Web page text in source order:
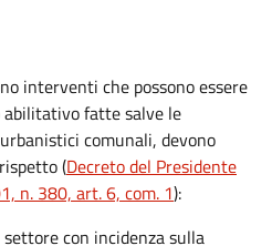
interventi che possono essere
fatte salve le
comunali, devono
(Decreto del Presidente
n. 380, art. 6, com. 1):
con incidenza sulla